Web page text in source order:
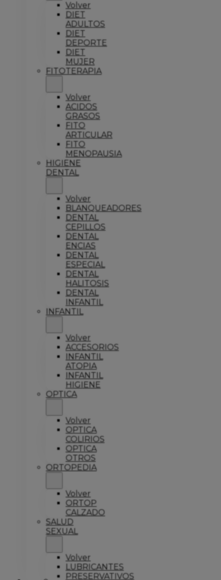
Volver
DIET
ADULTOS
DIET
DEPORTE
DIET
MUJER
FITOTERAPIA
Volver
ACIDOS
GRASOS
FITO
ARTICULAR
FITO
MENOPAUSIA
HIGIENE
DENTAL
Volver
BLANQUEADORES
DENTAL
CEPILLOS
DENTAL
ENCIAS
DENTAL
ESPECIAL
DENTAL
HALITOSIS
DENTAL
INFANTIL
INFANTIL
Volver
ACCESORIOS
INFANTIL
ATOPIA
INFANTIL
HIGIENE
OPTICA
Volver
OPTICA
COLIRIOS
OPTICA
OTROS
ORTOPEDIA
Volver
ORTOP
CALZADO
SALUD
SEXUAL
Volver
LUBRICANTES
PRESERVATIVOS